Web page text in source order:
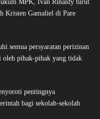
MPK, Ivan Rinaldy turut
Kristen Gamaliel di Pare
semua persyaratan perizinan
oleh pihak-pihak yang tidak
pentingnya
bagi sekolah-sekolah